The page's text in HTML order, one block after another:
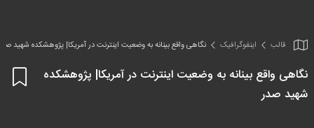
قالب اینفو‌گرافیک نگاهی واقع بینانه به وضعیت اینترنت در آمریکا| پژوهشکده شهید
نگاهی واقع بینانه به وضعیت اینترنت در آمریکا| پژوهشکده
شهید صدر